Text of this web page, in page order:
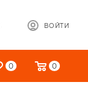
ВОЙТИ
0 0